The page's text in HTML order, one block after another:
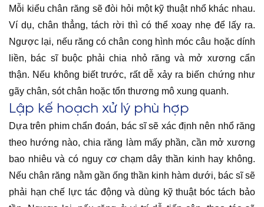
Mỗi kiểu chân răng sẽ đòi hỏi một kỹ thuật nhổ khác nhau.
Ví dụ, chân thẳng, tách rời thì có thể xoay nhẹ để lấy ra.
Ngược lại, nếu răng có chân cong hình móc câu hoặc dính
liền, bác sĩ buộc phải chia nhỏ răng và mở xương cẩn
thận. Nếu không biết trước, rất dễ xảy ra biến chứng như
gãy chân, sót chân hoặc tổn thương mô xung quanh.
Lập kế hoạch xử lý phù hợp
Dựa trên phim chẩn đoán, bác sĩ sẽ xác định nên nhổ răng
theo hướng nào, chia răng làm mấy phần, cần mở xương
bao nhiêu và có nguy cơ chạm dây thần kinh hay không.
Nếu chân răng nằm gần ống thần kinh hàm dưới, bác sĩ sẽ
phải hạn chế lực tác động và dùng kỹ thuật bóc tách bảo